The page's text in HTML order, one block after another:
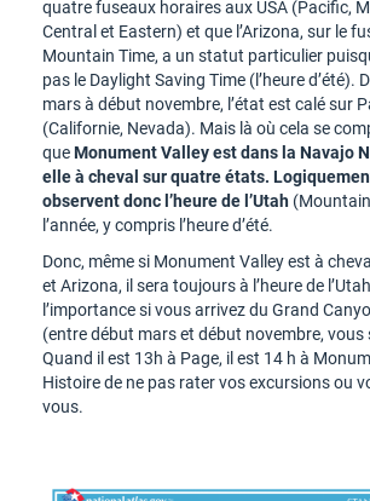
quatre fuseaux horaires aux USA (Pacific,
Central et Eastern) et que l’Arizona, sur le
Mountain Time, a un statut particulier
pas le Daylight Saving Time (l’heure d’été).
mars à début novembre, l’état est calé sur
(Californie, Nevada). Mais là où cela se
queMonument Valley est dans la Navajo
elle à cheval sur quatre états.
observent donc l’heure de l’Utah
l’année, y compris l’heure d’été.
Donc, même si Monument Valley est à
et Arizona, il sera toujours à l’heure de
l’importance si vous arrivez du Grand
(entre début mars et début novembre, vous
Quand il est 13h à Page, il est 14 h à
Histoire de ne pas rater vos excursions ou
vous.